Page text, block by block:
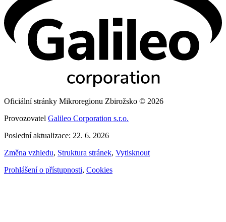
Oficiální stránky Mikroregionu Zbirožsko © 2026
Provozovatel Galileo Corporation s.r.o.
Poslední aktualizace: 22. 6. 2026
Změna vzhledu, Struktura stránek, Vytisknout
Prohlášení o přístupnosti, Cookies